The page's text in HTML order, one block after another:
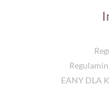
EANY DLA